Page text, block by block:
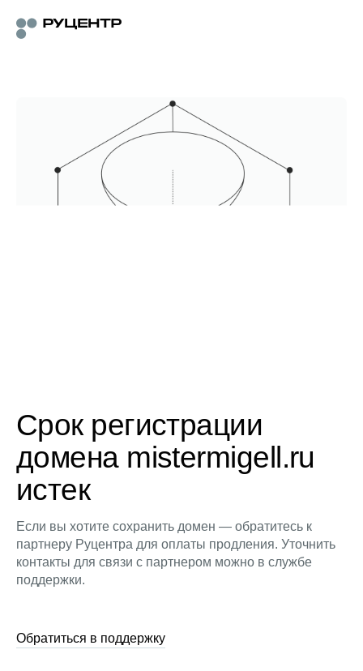
Срок регистрации
домена mistermigell.ru
истек
Если вы хотите сохранить домен — обратитесь к
партнеру Руцентра для оплаты продления. Уточнить
контакты для связи с партнером можно в службе
поддержки.
Обратиться в поддержку